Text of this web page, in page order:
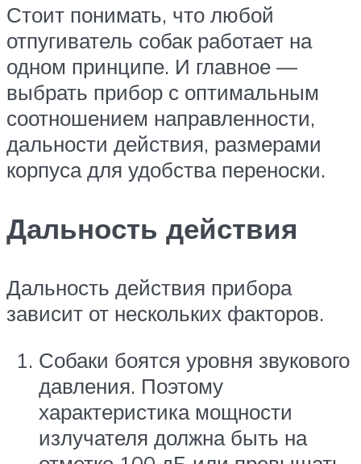
Стоит понимать, что любой
отпугиватель собак работает на
одном принципе. И главное —
выбрать прибор с оптимальным
соотношением направленности,
дальности действия, размерами
корпуса для удобства переноски.
Дальность действия
Дальность действия прибора
зависит от нескольких факторов.
Собаки боятся уровня звукового
давления. Поэтому
характеристика мощности
излучателя должна быть на